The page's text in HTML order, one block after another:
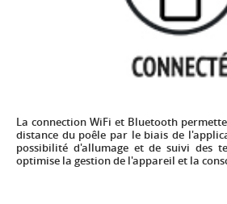
La connection WiFi et Bluetooth
distance du poêle par le biais de
possibilité d'allumage et de suivi des
optimise la gestion de l'appareil et la